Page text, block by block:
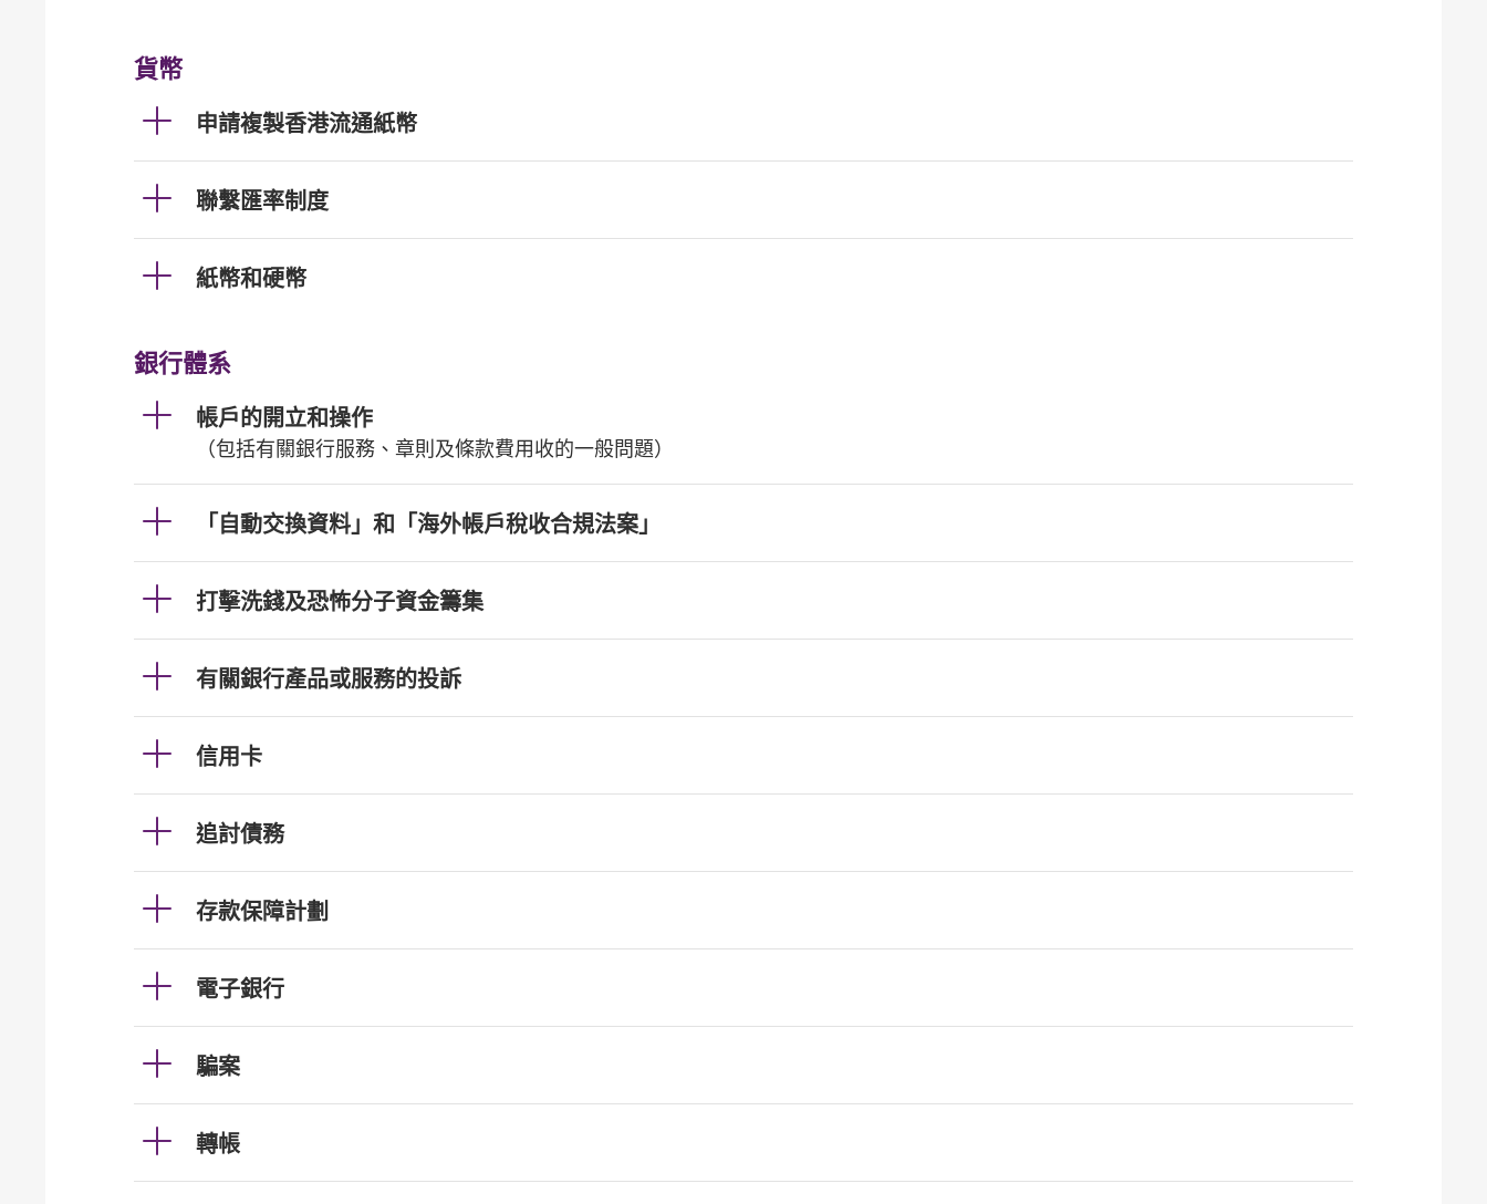
貨幣
申請複製香港流通紙幣
聯繫匯率制度
紙幣和硬幣
銀行體系
帳戶的開立和操作
（包括有關銀行服務、章則及條款費用收的一般問題）
「自動交換資料」和「海外帳戶稅收合規法案」
打擊洗錢及恐怖分子資金籌集
有關銀行產品或服務的投訴
信用卡
追討債務
存款保障計劃
電子銀行
騙案
轉帳